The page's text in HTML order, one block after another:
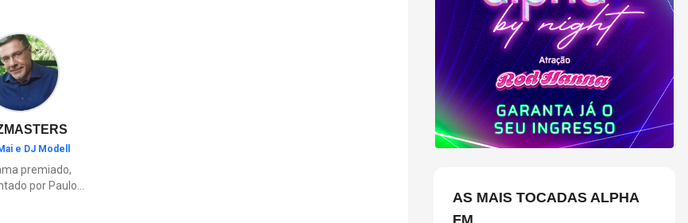
e DJ Modell
premiado,
por Paulo
AS MAIS TOCADAS ALPHA
FM